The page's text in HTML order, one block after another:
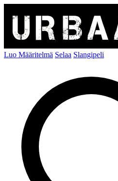
Luo Määritelmä Selaa Slangipeli